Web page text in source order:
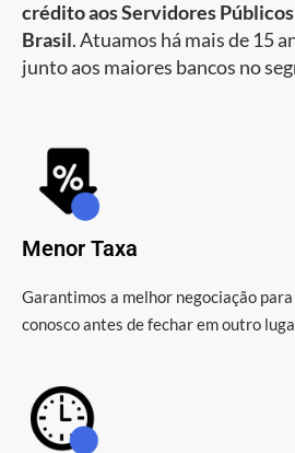
crédito aos Servidores
Brasil. Atuamos há mais de 15
junto aos maiores bancos no
Menor Taxa
Garantimos a melhor negociação
conosco antes de fechar em outro